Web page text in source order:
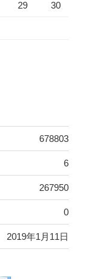
29 30
678803
6
267950
0
2019年1月11日